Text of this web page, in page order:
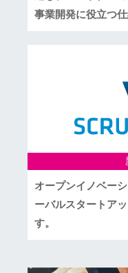
事業開発に役立つ
オープンイノベー
ーバルスタートア
す。